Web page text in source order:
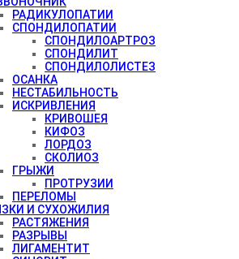
РАДИКУЛОПАТИИ
СПОНДИЛОПАТИИ
СПОНДИЛОАРТРОЗ
СПОНДИЛИТ
СПОНДИЛОЛИСТЕЗ
ОСАНКА
НЕСТАБИЛЬНОСТЬ
ИСКРИВЛЕНИЯ
КРИВОШЕЯ
КИФОЗ
ЛОРДОЗ
СКОЛИОЗ
ГРЫЖИ
ПРОТРУЗИИ
ПЕРЕЛОМЫ
И СУХОЖИЛИЯ
РАСТЯЖЕНИЯ
РАЗРЫВЫ
ЛИГАМЕНТИТ